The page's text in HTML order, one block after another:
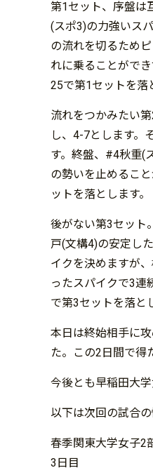
第1セット、序盤は
(スポ3)の力強いス
の流れを切るため
れに乗ることがで
25で第1セットを落
流れをつかみたい
し、4-7とします。
す。終盤、#4秋重(
の勢いを止めるこ
ットを落とします。
後がない第3セット
戸(文構4)の安定し
イクを決めますが
ったスパイクで3連
で第3セットを落と
本日は終始相手に
た。この2日間で得
今後とも早稲田大
以下は次回の試合の
春季関東大学女子2
3日目